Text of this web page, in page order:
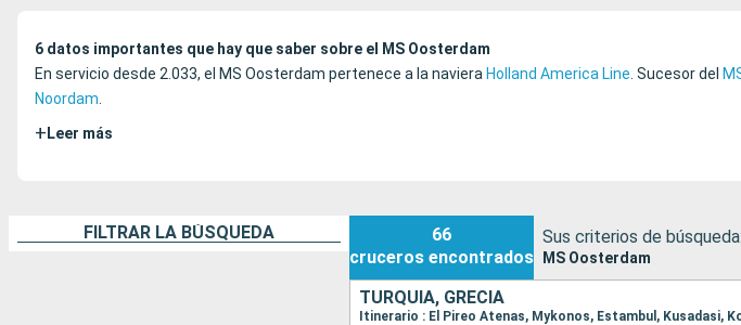
6 datos importantes que hay que saber sobre el MS Oosterdam
En servicio desde 2.033, el MS Oosterdam pertenece a la naviera Holland America Line . Sucesor del
Noordam
+ Leer más
FILTRAR LA BÚSQUEDA
66
cruceros encontrados
Sus criterios de búsqueda:
MS Oosterdam
TURQUÍA, GRECIA
Itinerario : El Pireo Atenas, Mykonos, Estambul, Kusadasi,